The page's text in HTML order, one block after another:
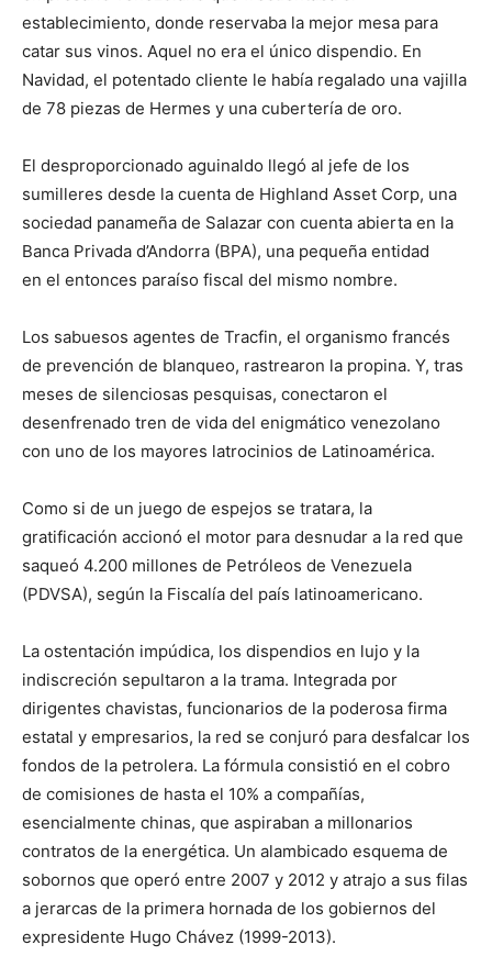
establecimiento, donde reservaba la mejor mesa para
catar sus vinos. Aquel no era el único dispendio. En
Navidad, el potentado cliente le había regalado una vajilla
de 78 piezas de Hermes y una cubertería de oro.
El desproporcionado aguinaldo llegó al jefe de los
sumilleres desde la cuenta de Highland Asset Corp, una
sociedad panameña de Salazar con cuenta abierta en la
Banca Privada d’Andorra (BPA), una pequeña entidad
en el entonces paraíso fiscal del mismo nombre.
Los sabuesos agentes de Tracfin, el organismo francés
de prevención de blanqueo, rastrearon la propina. Y, tras
meses de silenciosas pesquisas, conectaron el
desenfrenado tren de vida del enigmático venezolano
con uno de los mayores latrocinios de Latinoamérica.
Como si de un juego de espejos se tratara, la
gratificación accionó el motor para desnudar a la red que
saqueó 4.200 millones de Petróleos de Venezuela
(PDVSA), según la Fiscalía del país latinoamericano.
La ostentación impúdica, los dispendios en lujo y la
indiscreción sepultaron a la trama. Integrada por
dirigentes chavistas, funcionarios de la poderosa firma
estatal y empresarios, la red se conjuró para desfalcar los
fondos de la petrolera. La fórmula consistió en el cobro
de comisiones de hasta el 10% a compañías,
esencialmente chinas, que aspiraban a millonarios
contratos de la energética. Un alambicado esquema de
sobornos que operó entre 2007 y 2012 y atrajo a sus filas
a jerarcas de la primera hornada de los gobiernos del
expresidente Hugo Chávez (1999-2013).